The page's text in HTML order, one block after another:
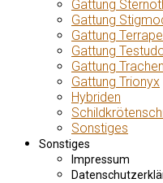
Gattung
Gattung
Gattung
Gattung
Gattung
Gattung Trionyx
Hybriden
Sonstiges
Sonstiges
Impressum